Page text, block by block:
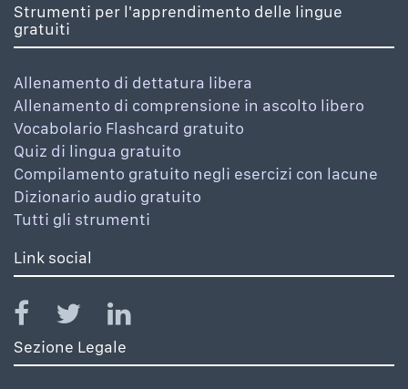
Strumenti per l'apprendimento delle lingue
gratuiti
Allenamento di dettatura libera
Allenamento di comprensione in ascolto libero
Vocabolario Flashcard gratuito
Quiz di lingua gratuito
Compilamento gratuito negli esercizi con lacune
Dizionario audio gratuito
Tutti gli strumenti
Link social
Sezione Legale